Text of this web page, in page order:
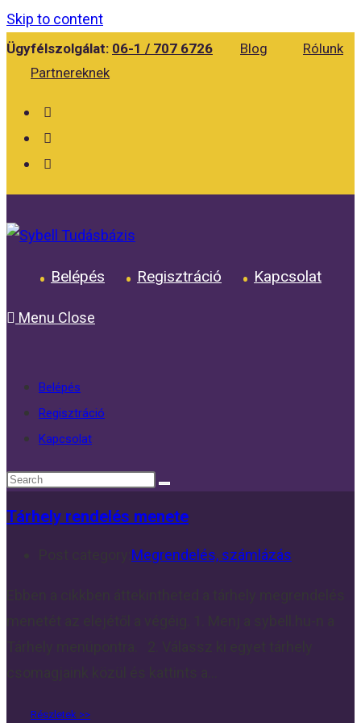
Skip to content
Ügyfélszolgálat: 06-1 / 707 6726 Blog
Rólunk
Partnereknek
Belépés Regisztráció Kapcsolat
Menu Close
Belépés
Regisztráció
Kapcsolat
Tárhely rendelés menete
Megrendelés, számlázás